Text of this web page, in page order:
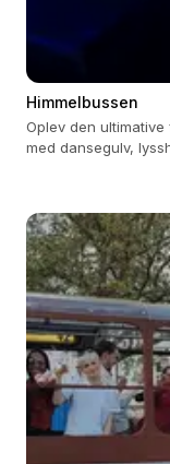
Himmelbussen
Oplev den
med dansegulv,